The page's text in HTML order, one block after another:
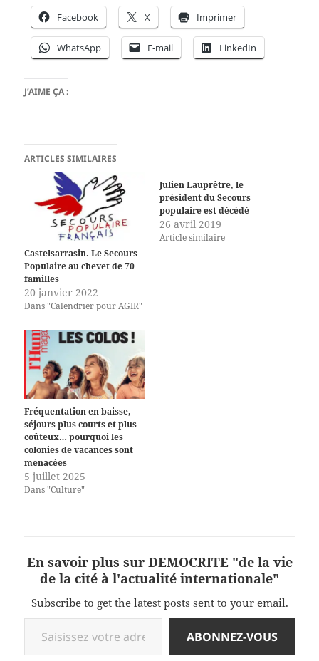
Facebook X Imprimer
WhatsApp E-mail LinkedIn
J’AIME ÇA :
ARTICLES SIMILAIRES
Castelsarrasin. Le Secours
Populaire au chevet de 70
familles
20 janvier 2022
Dans "Calendrier pour AGIR"
Julien Lauprêtre, le
président du Secours
populaire est décédé
26 avril 2019
Article similaire
Fréquentation en baisse,
séjours plus courts et plus
coûteux… pourquoi les
colonies de vacances sont
menacées
5 juillet 2025
Dans "Culture"
En savoir plus sur DEMOCRITE "de la vie
de la cité à l'actualité internationale"
Subscribe to get the latest posts sent to your email.
Saisissez votre adresse e-mail…
ABONNEZ-VOUS